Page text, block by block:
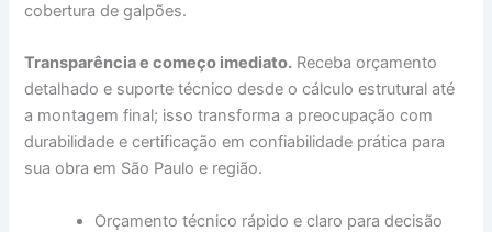
cobertura de galpões.
Transparência e começo imediato. Receba orçamento
detalhado e suporte técnico desde o cálculo estrutural até
a montagem final; isso transforma a preocupação com
durabilidade e certificação em confiabilidade prática para
sua obra em São Paulo e região.
Orçamento técnico rápido e claro para decisão